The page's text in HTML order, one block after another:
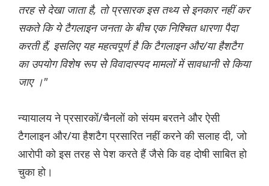
तरह से देखा जाता है, तो प्रसारक इस तथ्य से इनकार नहीं कर
सकते कि ये टैगलाइन जनता के बीच एक निश्चित धारणा पैदा
करती हैं, इसलिए यह महत्वपूर्ण है कि टैगलाइन और/या हैशटैग
का उपयोग विशेष रूप से विवादास्पद मामलों में सावधानी से किया
जाए ।"
न्यायालय ने प्रसारकों/चैनलों को संयम बरतने और ऐसी
टैगलाइन और/या हैशटैग प्रसारित नहीं करने की सलाह दी, जो
आरोपी को इस तरह से पेश करते हैं जैसे कि वह दोषी साबित हो
चुका हो।